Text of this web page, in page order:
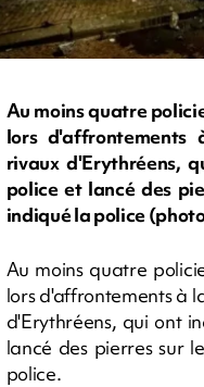
Au moins quatre
lors
rivaux d'Erythréens,
police et lancé des
indiqué la police
Au moins quatre
lors d'affrontements à
d'Erythréens, qui ont
lancé des pierres sur
police.